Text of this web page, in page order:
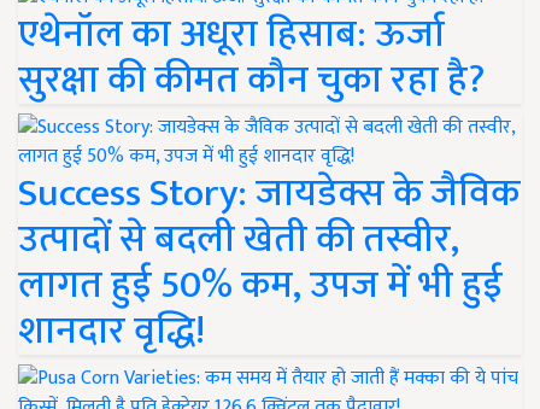
एथेनॉल का अधूरा हिसाब: ऊर्जा
सुरक्षा की कीमत कौन चुका रहा है?
Success Story: जायडेक्स के जैविक
उत्पादों से बदली खेती की तस्वीर,
लागत हुई 50% कम, उपज में भी हुई
शानदार वृद्धि!